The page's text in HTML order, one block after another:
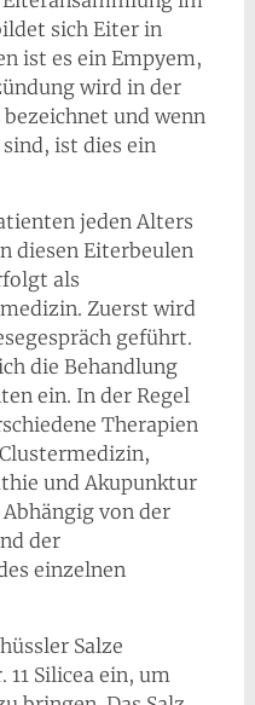
sich Eiter in
ist es ein Empyem,
wird in der
und wenn
ist dies ein
jeden Alters
diesen Eiterbeulen
als
Zuerst wird
geführt.
die Behandlung
ein. In der Regel
Therapien
und Akupunktur
von der
der
einzelnen
Salze
Silicea ein, um